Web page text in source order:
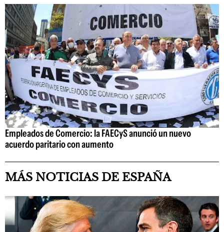
Empleados de Comercio: la FAECyS anunció un nuevo
acuerdo paritario con aumento
MÁS NOTICIAS DE ESPAÑA